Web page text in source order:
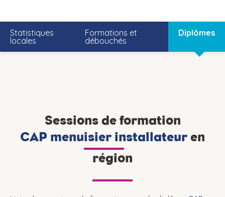
Statistiques
locales
Formations et
débouchés
Diplômes
Sessions de formation
CAP menuisier installateuren
région